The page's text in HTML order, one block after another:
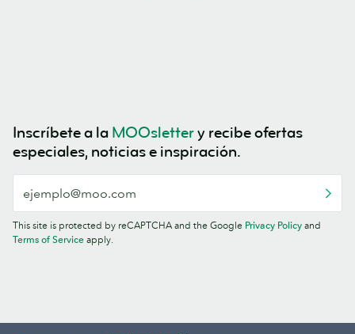
Inscríbete a la MOOslettery recibe ofertas
especiales, noticias e inspiración.
This site is protected by reCAPTCHA and the Google Privacy Policy and
Terms of Service apply.